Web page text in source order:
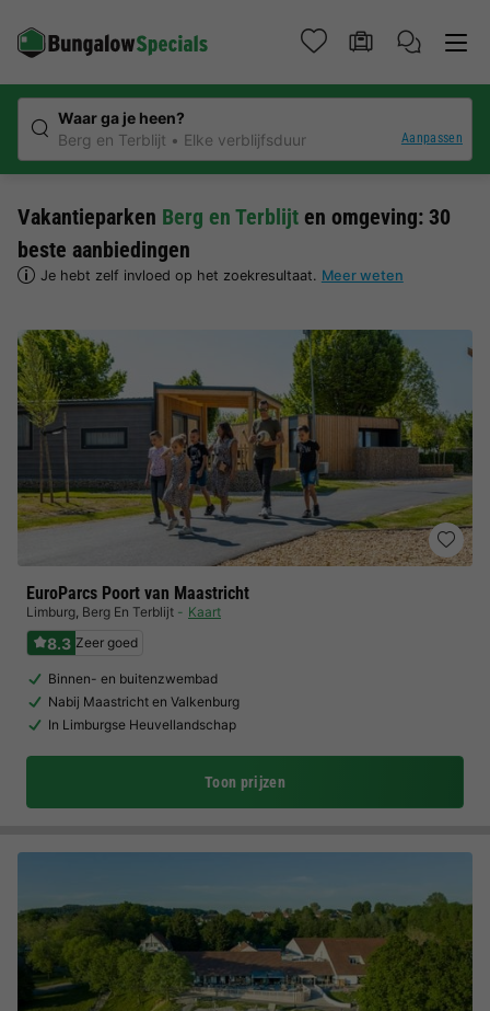
Waar ga je heen?
Berg en Terblijt
Elke verblijfsduur Aanpassen
Vakantieparken Berg en Terblijt en omgeving: 30
beste aanbiedingen
Je hebt zelf invloed op het zoekresultaat. Meer weten
EuroParcs Poort van Maastricht
Limburg, Berg En Terblijt Kaart
8.3 Zeer goed
Binnen- en buitenzwembad
Nabij Maastricht en Valkenburg
In Limburgse Heuvellandschap
Toon prijzen